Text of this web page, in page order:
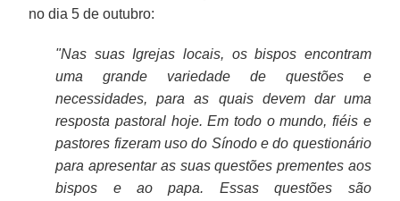
no dia 5 de outubro:
"Nas suas Igrejas locais, os bispos encontram
uma grande variedade de questões e
necessidades, para as quais devem dar uma
resposta pastoral hoje. Em todo o mundo, fiéis e
pastores fizeram uso do Sínodo e do questionário
para apresentar as suas questões prementes aos
bispos e ao papa. Essas questões são